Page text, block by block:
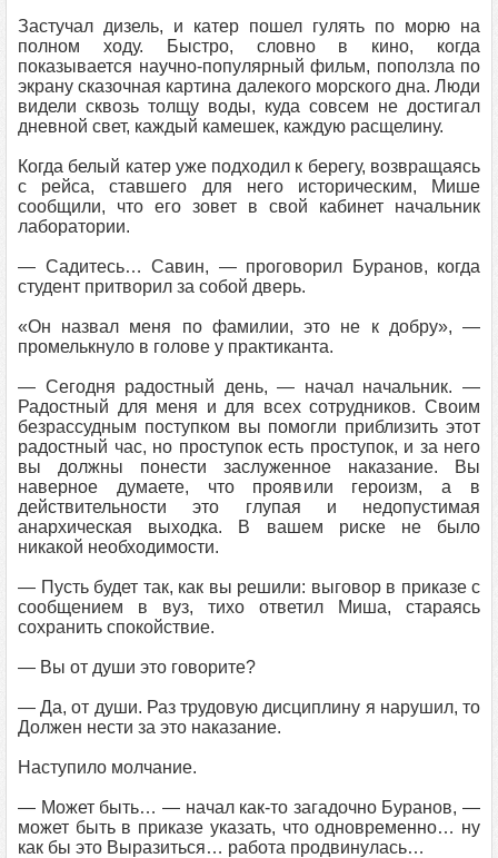
Застучал дизель, и катер пошел гулять по морю на
полном ходу. Быстро, словно в кино, когда
показывается научно-популярный фильм, поползла по
экрану сказочная картина далекого морского дна. Люди
видели сквозь толщу воды, куда совсем не достигал
дневной свет, каждый камешек, каждую расщелину.
Когда белый катер уже подходил к берегу, возвращаясь
с рейса, ставшего для него историческим, Мише
сообщили, что его зовет в свой кабинет начальник
лаборатории.
— Садитесь… Савин, — проговорил Буранов, когда
студент притворил за собой дверь.
«Он назвал меня по фамилии, это не к добру», —
промелькнуло в голове у практиканта.
— Сегодня радостный день, — начал начальник. —
Радостный для меня и для всех сотрудников. Своим
безрассудным поступком вы помогли приблизить этот
радостный час, но проступок есть проступок, и за него
вы должны понести заслуженное наказание. Вы
наверное думаете, что проявили героизм, а в
действительности это глупая и недопустимая
анархическая выходка. В вашем риске не было
никакой необходимости.
— Пусть будет так, как вы решили: выговор в приказе с
сообщением в вуз, тихо ответил Миша, стараясь
сохранить спокойствие.
— Вы от души это говорите?
— Да, от души. Раз трудовую дисциплину я нарушил, то
Должен нести за это наказание.
Наступило молчание.
— Может быть… — начал как-то загадочно Буранов, —
может быть в приказе указать, что одновременно… ну
как бы это Выразиться… работа продвинулась…